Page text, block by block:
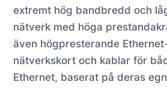
extremt hög bandbredd och
nätverk med höga
även högpresterande
nätverkskort och kablar för
Ethernet, baserat på deras